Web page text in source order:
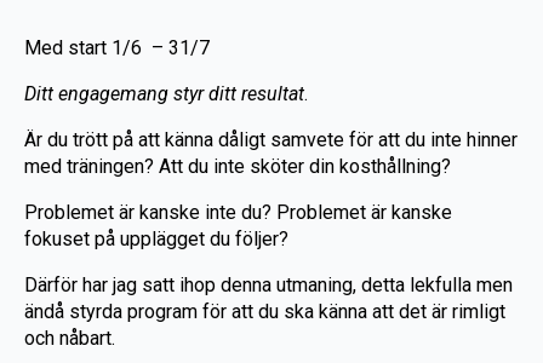
Med start 1/6 – 31/7
Ditt engagemang styr ditt resultat.
Är du trött på att känna dåligt samvete för att du inte hinner
med träningen? Att du inte sköter din kosthållning?
Problemet är kanske inte du? Problemet är kanske
fokuset på upplägget du följer?
Därför har jag satt ihop denna utmaning, detta lekfulla men
ändå styrda program för att du ska känna att det är rimligt
och nåbart.